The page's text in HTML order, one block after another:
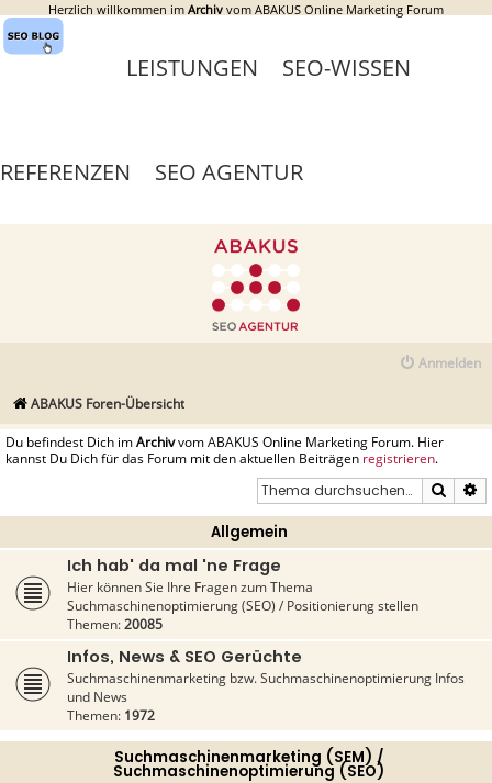
Herzlich willkommen im Archiv vom ABAKUS Online Marketing Forum
LEISTUNGEN SEO-WISSEN
REFERENZEN SEO AGENTUR
Anmelden
ABAKUS Foren-Übersicht
Du befindest Dich imArchivvom ABAKUS Online Marketing Forum. Hier
kannst Du Dich für das Forum mit den aktuellen Beiträgen registrieren.
Suche
Allgemein
Ich hab' da mal 'ne Frage
Hier können Sie Ihre Fragen zum Thema
Suchmaschinenoptimierung (SEO) / Positionierung stellen
Themen:20085
Infos, News & SEO Gerüchte
Suchmaschinenmarketing bzw. Suchmaschinenoptimierung Infos
und News
Themen: 1972
Suchmaschinenmarketing (SEM) /
Suchmaschinenoptimierung (SEO)